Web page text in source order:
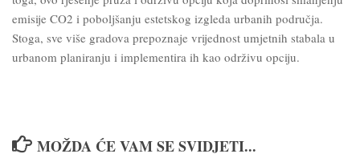
emisije CO2 i poboljšanju estetskog izgleda urbanih područja.
Stoga, sve više gradova prepoznaje vrijednost umjetnih stabala u
urbanom planiranju i implementira ih kao održivu opciju.
MOŽDA ĆE VAM SE SVIDJETI...